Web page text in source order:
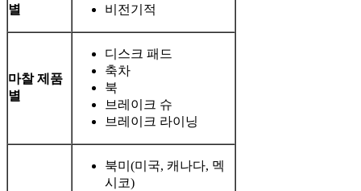
별
비전기적
마찰 제품
별
디스크 패드
축차
북
브레이크 슈
브레이크 라이닝
북미(미국, 캐나다, 멕
시코)